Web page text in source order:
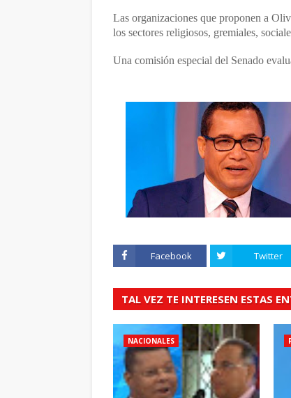
Las organizaciones que proponen a
los sectores religiosos, gremiales,
Una comisión especial del Senado
Facebook Twitter
TAL VEZ TE INTERESEN ESTAS
NACIONALES